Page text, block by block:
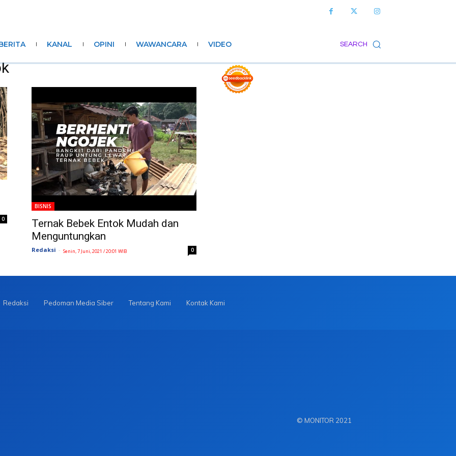
SEARCH
KANAL OPINI WAWANCARA VIDEO
0
BISNIS
Ternak Bebek Entok Mudah dan
Menguntungkan
Redaksi - Senin, 7 Juni, 2021 / 20:01 WIB 0
Redaksi Pedoman Media Siber Tentang Kami Kontak Kami
© MONITOR 2021